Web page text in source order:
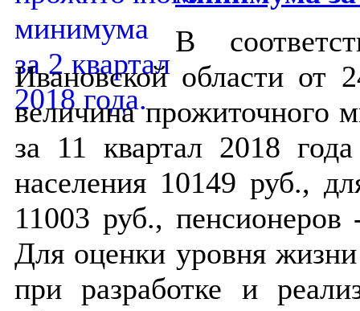
В
Ивановской области от
величина прожиточного
за 11 квартал 2018
населения 10149 руб.,
11003 руб.,
Для оценки уровня
при разработке и